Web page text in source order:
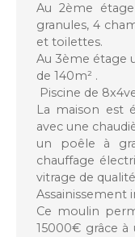
Au 2ème
granules, 4
et toilettes.
Au 3ème étage
de 140m² .
Piscine de
La maison est
avec une
un poêle à
chauffage
vitrage de
Assainissement
Ce moulin
15000€ grâce